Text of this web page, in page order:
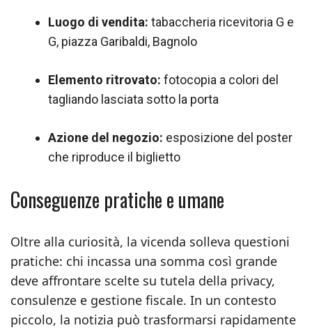
Luogo di vendita: tabaccheria ricevitoria G e
G, piazza Garibaldi, Bagnolo
Elemento ritrovato: fotocopia a colori del
tagliando lasciata sotto la porta
Azione del negozio: esposizione del poster
che riproduce il biglietto
Conseguenze pratiche e umane
Oltre alla curiosità, la vicenda solleva questioni
pratiche: chi incassa una somma così grande
deve affrontare scelte su tutela della privacy,
consulenze e gestione fiscale. In un contesto
piccolo, la notizia può trasformarsi rapidamente